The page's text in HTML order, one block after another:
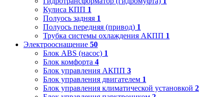
Кулиса КПП 1
Полуось задняя 1
Полуось передняя (привод) 1
Трубка системы охлаждения АКПП 1
Электрооснащение 50
Блок ABS (насос) 1
Блок комфорта 4
Блок управления АКПП 3
Блок управления двигателем 1
Блок управления климатической установкой 2